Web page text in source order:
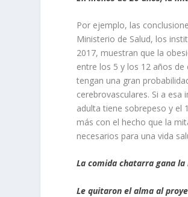
Por ejemplo, las
Ministerio de Salud, los
2017, muestran que la
entre los 5 y los 12 años
tengan una gran
cerebrovasculares. Si a
adulta tiene sobrepeso y el
más con el hecho que la
necesarios para una vida
La comida chatarra gana
Le quitaron el alma al